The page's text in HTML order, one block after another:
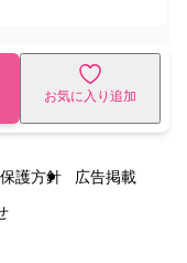
お気に入り追加
護方針
広告掲載